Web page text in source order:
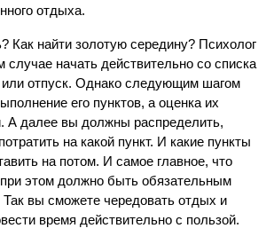
отдыха.
Как найти золотую середину? Психолог
случае начать действительно со списка
отпуск. Однако следующим шагом
его пунктов, а оценка их
А далее вы должны распределить,
на какой пункт. И какие пункты
на потом. И самое главное, что
при этом должно быть обязательным
Так вы сможете чередовать отдых и
время действительно с пользой.